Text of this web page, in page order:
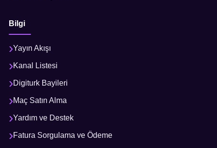
Bilgi
Yayın Akışı
Kanal Listesi
Digiturk Bayileri
Maç Satın Alma
Yardım ve Destek
Fatura Sorgulama ve Ödeme